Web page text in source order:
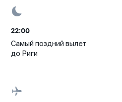
22:00
Самый поздний вылет
до Риги